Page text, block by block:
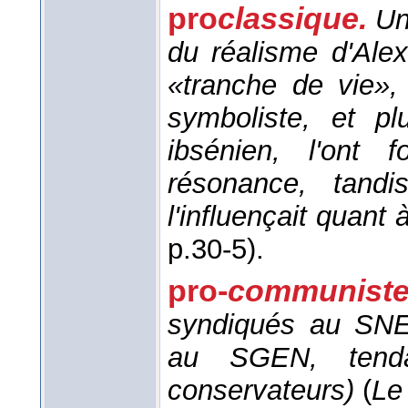
proclassique.
du réalisme
«tranche de
symboliste, et
ibsénien, l'ont
résonance,
l'influençait quant
p.30-5).
pro-
syndiqués au
au SGEN,
conservateurs) (